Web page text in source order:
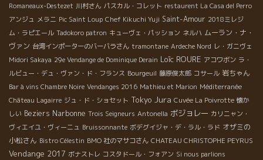
Romaneaux-Destezet 川村さん パスカル・コレット restaurent La Casa del Perro
アンジュ メラニ Pic Saint Loup Chef Kikuchi Yuji Saint-Amour 2018ミレジ
ム・ラピエール Tadokoro patron キューヴェ・パッション ネルハ ムーラン・ナ・
ヴァン 台湾インポーターのバーバラさん tramontane Ardeche Nord レ・ガニヴェ
Midori Sakaya 29e Vendange de Dominique Derain Loïc ROURE アコワボン ラ・
ルビュー・デュ・ヴァン・ド・フランス Bourgeuil 藤原俊太郎 コサール 岩ちゃん
Bar à vins Chambre Noire Vendanges 2016 Mathieu et Marion Méditerranée
Château Lagairre ジュ・ド・ショセット Tokyo Jura Cuvée La Poivrotte 懐か
しい Beziers Narbonne Trois Seigneurs Antonella ボジョレー カリニャン・
ヴィエイユ・ヴィーニュ Bruissonnante ボデグイジャ・デ・ラル・ラド オザミの
小松さん Bistro Célestin BMO 社のマサコさん CHATEAU CHRISTOPHE PEYRUS
Vendange 2017 ボナストレ コスタドール・フォアン Si nous parlions